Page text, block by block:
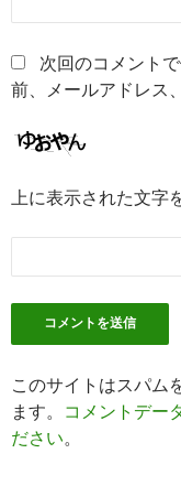
次回のコメント
前、メールアドレス
上に表示された文字
このサイトはスパム
ます。
コメントデー
ださい。